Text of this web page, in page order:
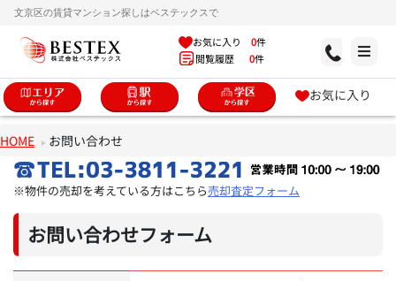
文京区の賃貸マンション探しはベステックスで
お気に入り 0件
閲覧履歴 0件
お気に入り
HOME お問い合わせ
※物件の売却を考えている方はこちら売却査定フォーム
お問い合わせフォーム